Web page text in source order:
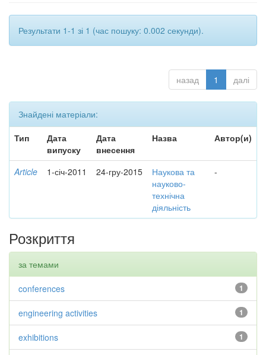
Результати 1-1 зі 1 (час пошуку: 0.002 секунди).
назад 1 далі
Знайдені матеріали:
Тип
Дата
випуску
Дата
внесення
Назва Автор(и)
Article 1-січ-2011 24-гру-2015
Наукова та
науково-
технічна
діяльність
-
Розкриття
за темами
1
conferences
1
engineering activities
1
exhibitions